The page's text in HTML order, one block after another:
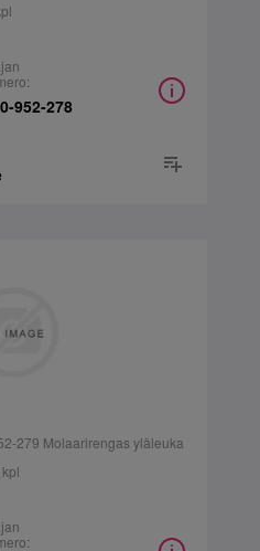
952-278
279 Molaarirengas yläleuka